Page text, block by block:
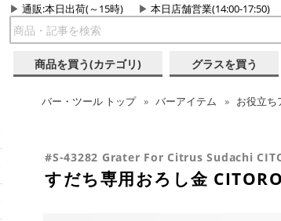
通販:本日出荷(～15時) 本日店舗営業(14:00-17:50)
商品を買う(カテゴリ) グラスを買う
バー・ツール トップ バーアイテム お役立ち
#S-43282 Grater For Citrus Sudachi
すだち専用おろし金